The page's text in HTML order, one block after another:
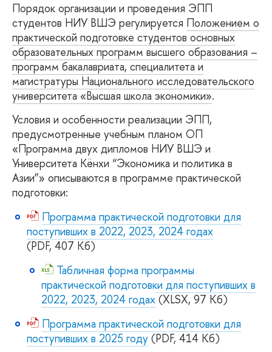
Порядок организации и проведения ЭПП
студентов НИУ ВШЭ регулируется Положением о
практической подготовке студентов основных
образовательных программ высшего образования –
программ бакалавриата, специалитета и
магистратуры Национального исследовательского
университета «Высшая школа экономики».
Условия и особенности реализации ЭПП,
предусмотренные учебным планом ОП
«Программа двух дипломов НИУ ВШЭ и
Университета Кёнхи “Экономика и политика в
Азии”» описываются в программе практической
подготовки:
Программа практической подготовки для
поступивших в 2022, 2023, 2024 годах
(PDF, 407 Кб)
Табличная форма программы
практической подготовки для поступивших в
2022, 2023, 2024 годах (XLSX, 97 Кб)
Программа практической подготовки для
поступивших в 2025 году (PDF, 414 Кб)